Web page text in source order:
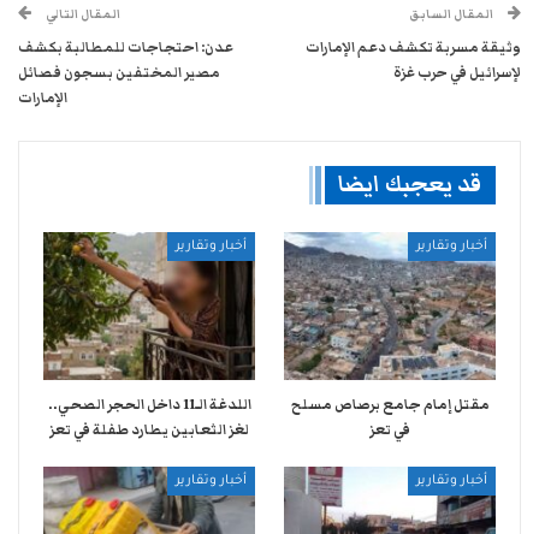
المقال السابق
وثيقة مسربة تكشف دعم الإمارات
لإسرائيل في حرب غزة
المقال التالي
عدن: احتجاجات للمطالبة بكشف
مصير المختفين بسجون فصائل
الإمارات
قد يعجبك ايضا
أخبار وتقارير
مقتل إمام جامع برصاص مسلح
في تعز
أخبار وتقارير
اللدغة الـ11 داخل الحجر الصحي..
لغز الثعابين يطارد طفلة في تعز
أخبار وتقارير أخبار وتقارير